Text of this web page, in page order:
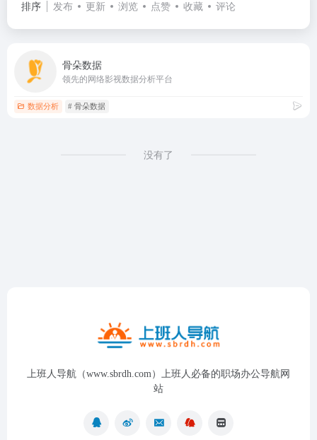
排序 发布 更新 浏览 点赞 收藏 评论
骨朵数据
领先的网络影视数据分析平台
数据分析 # 骨朵数据
没有了
上班人导航（www.sbrdh.com）上班人必备的职场办公导航网
站